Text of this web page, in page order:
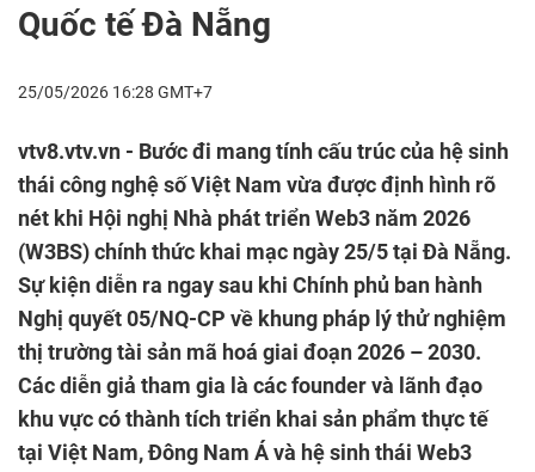
Quốc tế Đà Nẵng
25/05/2026 16:28 GMT+7
vtv8.vtv.vn - Bước đi mang tính cấu trúc của hệ sinh
thái công nghệ số Việt Nam vừa được định hình rõ
nét khi Hội nghị Nhà phát triển Web3 năm 2026
(W3BS) chính thức khai mạc ngày 25/5 tại Đà Nẵng.
Sự kiện diễn ra ngay sau khi Chính phủ ban hành
Nghị quyết 05/NQ-CP về khung pháp lý thử nghiệm
thị trường tài sản mã hoá giai đoạn 2026 – 2030.
Các diễn giả tham gia là các founder và lãnh đạo
khu vực có thành tích triển khai sản phẩm thực tế
tại Việt Nam, Đông Nam Á và hệ sinh thái Web3